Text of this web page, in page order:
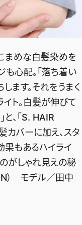
販
まめな白髪染めを
心配。「落ち着い
ます。それをうまく
ト。白髪が伸びて
と、「S. HAIR
カバーに加え、スタ
もあるハイライ
のがしゃれ見えの秘
） モデル／田中